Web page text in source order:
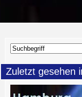
Zuletzt gesehen